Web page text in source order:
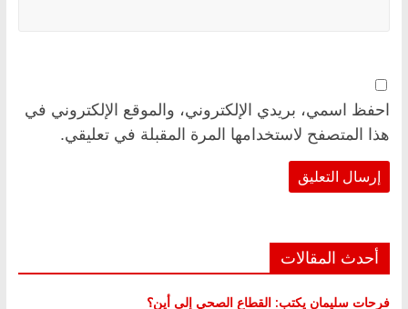
احفظ اسمي، بريدي الإلكتروني، والموقع الإلكتروني في
هذا المتصفح لاستخدامها المرة المقبلة في تعليقي.
أحدث المقالات
فرحات سليمان يكتب: القطاع الصحي إلى أين؟